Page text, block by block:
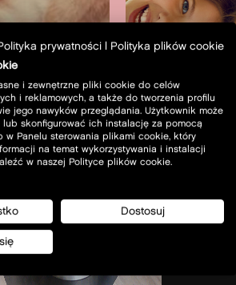
więcej
Plac zabaw
dowiedz
prywatności
Polityka plików cookie
i zewnętrzne pliki cookie do celów
i reklamowych, a także do tworzenia profilu
jego nawyków przeglądania. Użytkownik może
skonfigurować ich instalację za pomocą
w Panelu sterowania plikami cookie, który
na temat wykorzystywania i instalacji
w naszej Polityce plików cookie.
Dostosuj